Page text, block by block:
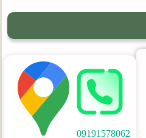
09191578062